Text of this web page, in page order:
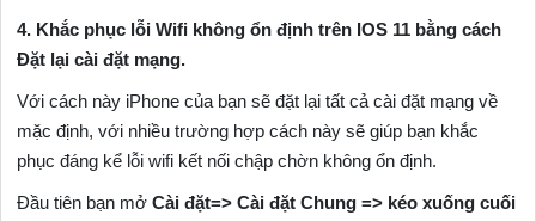
4. Khắc phục lỗi Wifi không ổn định trên IOS 11 bằng cách
Đặt lại cài đặt mạng.
Với cách này iPhone của bạn sẽ đặt lại tất cả cài đặt mạng về
mặc định, với nhiều trường hợp cách này sẽ giúp bạn khắc
phục đáng kể lỗi wifi kết nối chập chờn không ổn định.
Đầu tiên bạn mởCài đặt=> Cài đặt Chung => kéo xuống cuối